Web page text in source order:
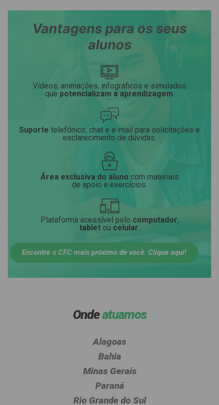
Vantagens para os seus
alunos
Vídeos, animações, infográficos e simulados
que potencializam a aprendizagem
Suporte telefônico, chat e e-mail para solicitações e
esclarecimento de dúvidas.
Área exclusiva do aluno com materiais
de apoio e exercícios.
Plataforma acessível pelo computador,
tablet ou celular
Encontre o CFC mais próximo de você. Clique aqui!
Ondeatuamos
Alagoas
Bahia
Minas Gerais
Paraná
Rio Grande do Sul